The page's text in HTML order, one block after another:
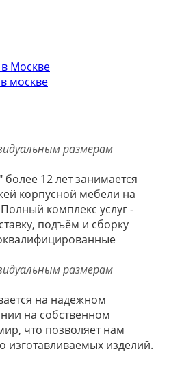
12 лет занимается
корпусной мебели на
комплекс услуг -
подъём и сборку
на надежном
на собственном
что позволяет нам
изготавливаемых изделий.